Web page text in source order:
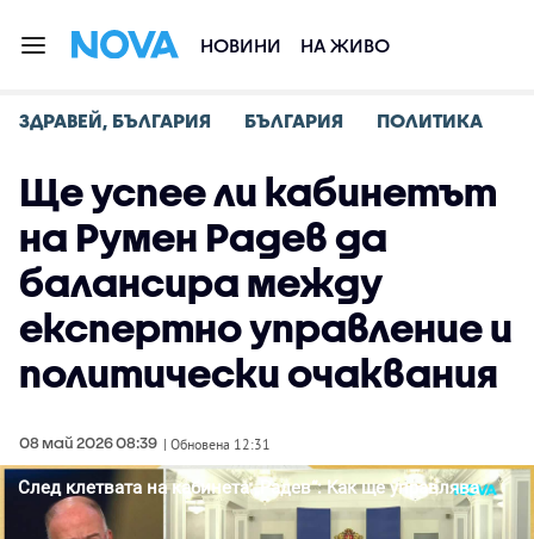
НОВИНИ НА ЖИВО
ЗДРАВЕЙ, БЪЛГАРИЯ БЪЛГАРИЯ ПОЛИТИКА
Ще успее ли кабинетът
на Румен Радев да
балансира между
експертно управление и
политически очаквания
08 май 2026 08:39 | Обновена 12:31